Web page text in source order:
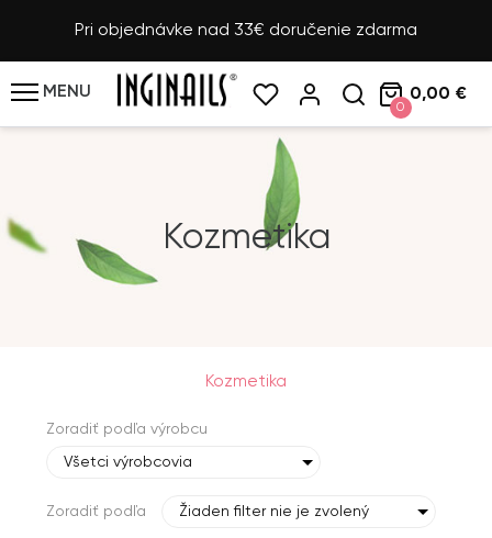
Pri objednávke nad 33€ doručenie zdarma
MENU
0
0,00 €
Kozmetika
Kozmetika
Zoradiť podľa výrobcu
Všetci výrobcovia
Zoradiť podľa Žiaden filter nie je zvolený